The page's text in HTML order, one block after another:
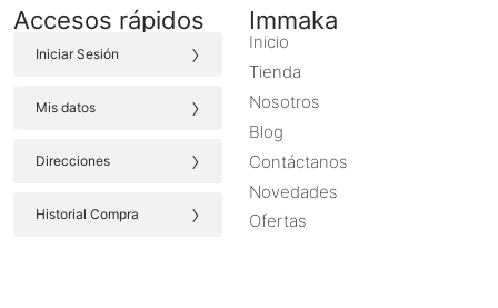
Accesos rápidos
Iniciar Sesión ›
Mis datos ›
Direcciones ›
Historial Compra ›
Immaka
Inicio
Tienda
Nosotros
Blog
Contáctanos
Novedades
Ofertas